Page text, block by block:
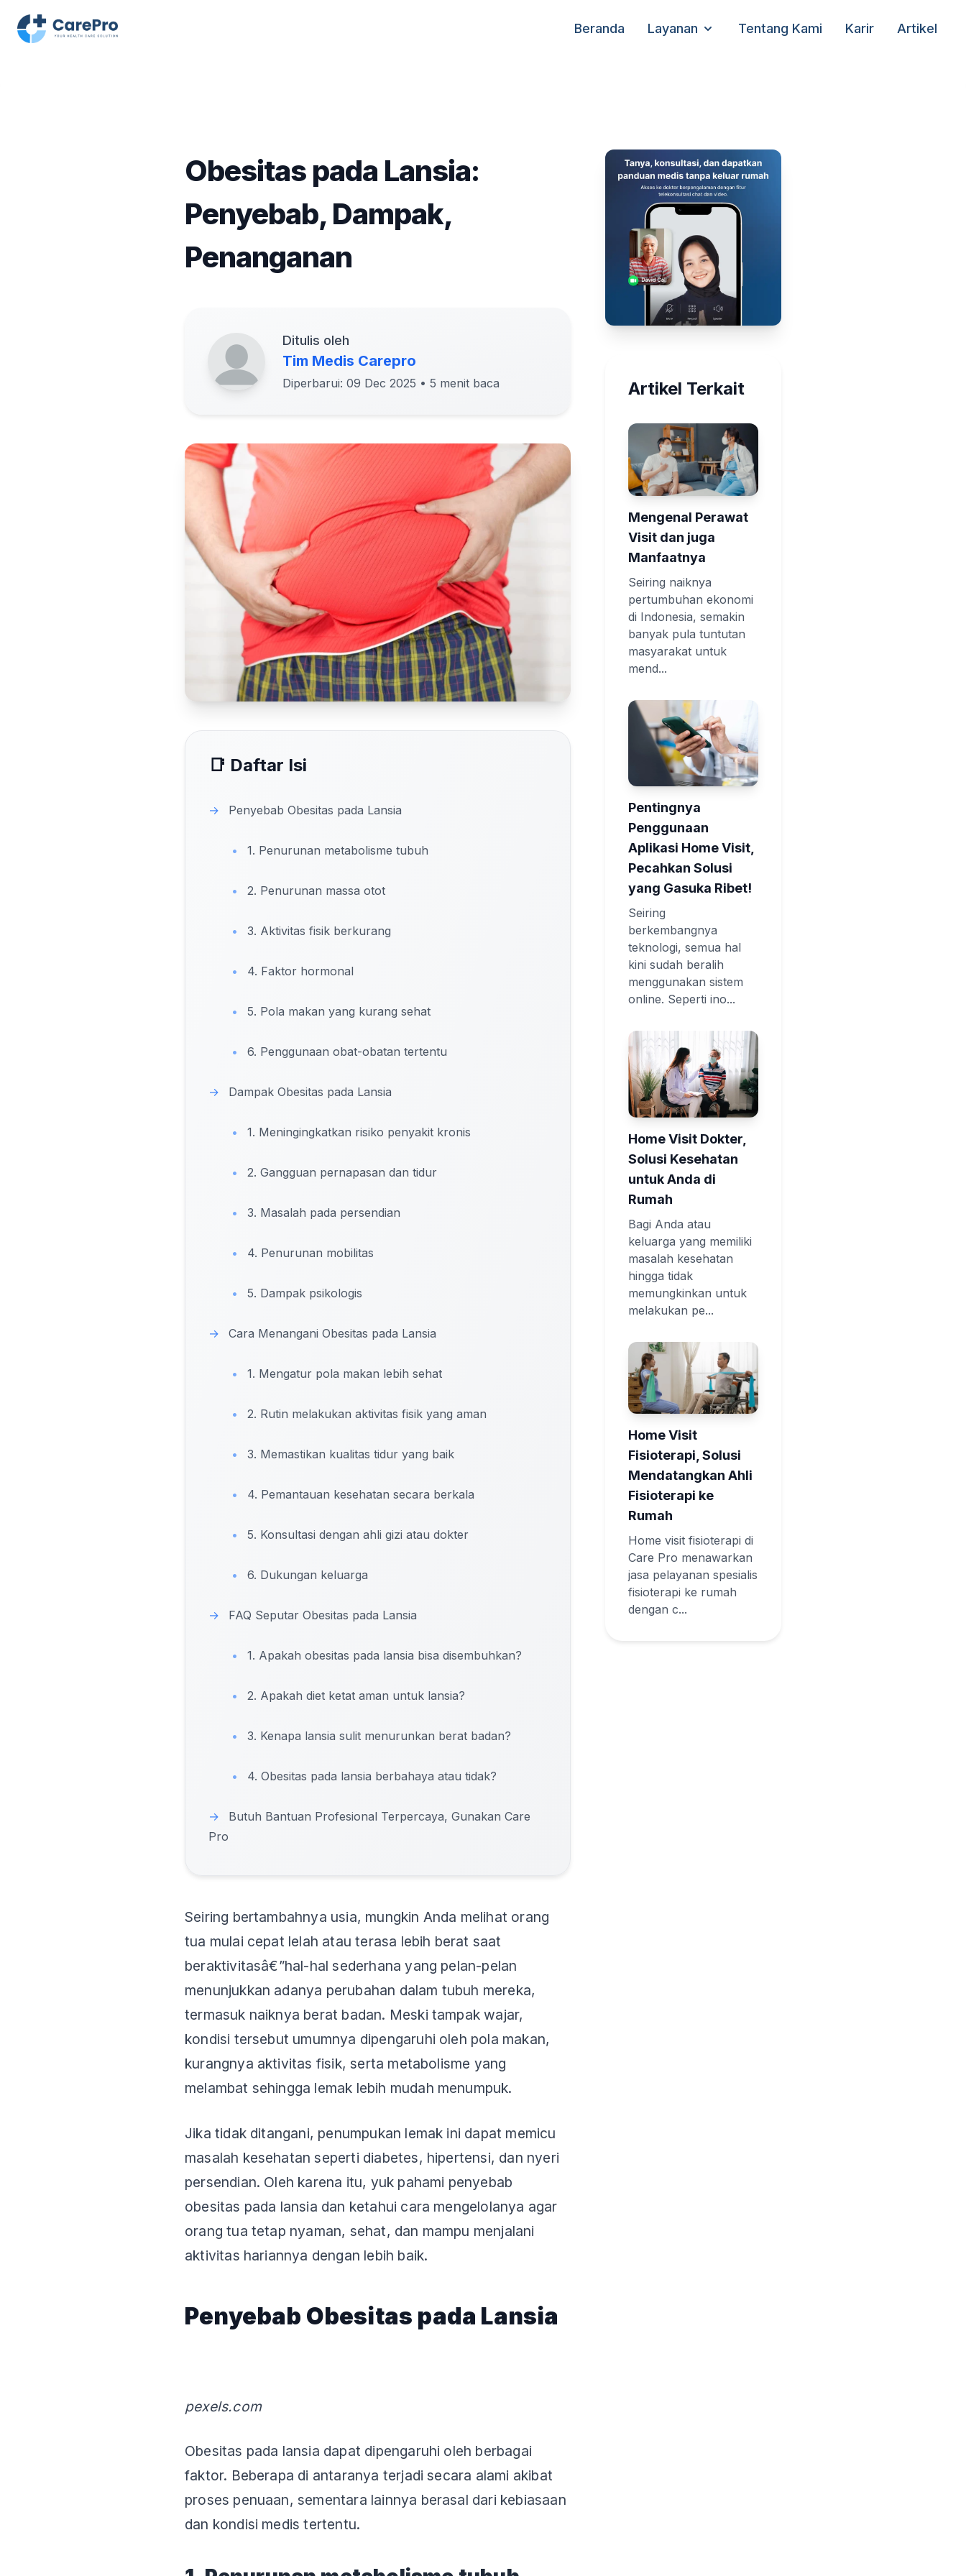
Beranda Layanan Tentang Kami Karir Artikel
Obesitas pada Lansia:
Penyebab, Dampak,
Penanganan
Ditulis oleh
Tim Medis Carepro
Diperbarui: 09 Dec 2025 • 5 menit baca
📑 Daftar Isi
→ Penyebab Obesitas pada Lansia
• 1. Penurunan metabolisme tubuh
• 2. Penurunan massa otot
• 3. Aktivitas fisik berkurang
• 4. Faktor hormonal
• 5. Pola makan yang kurang sehat
• 6. Penggunaan obat-obatan tertentu
→ Dampak Obesitas pada Lansia
• 1. Meningingkatkan risiko penyakit kronis
• 2. Gangguan pernapasan dan tidur
• 3. Masalah pada persendian
• 4. Penurunan mobilitas
• 5. Dampak psikologis
→ Cara Menangani Obesitas pada Lansia
• 1. Mengatur pola makan lebih sehat
• 2. Rutin melakukan aktivitas fisik yang aman
• 3. Memastikan kualitas tidur yang baik
• 4. Pemantauan kesehatan secara berkala
• 5. Konsultasi dengan ahli gizi atau dokter
• 6. Dukungan keluarga
→ FAQ Seputar Obesitas pada Lansia
• 1. Apakah obesitas pada lansia bisa disembuhkan?
• 2. Apakah diet ketat aman untuk lansia?
• 3. Kenapa lansia sulit menurunkan berat badan?
• 4. Obesitas pada lansia berbahaya atau tidak?
→
Butuh Bantuan Profesional Terpercaya, Gunakan Care
Pro
Seiring bertambahnya usia, mungkin Anda melihat orang
tua mulai cepat lelah atau terasa lebih berat saat
beraktivitasâ€”hal-hal sederhana yang pelan-pelan
menunjukkan adanya perubahan dalam tubuh mereka,
termasuk naiknya berat badan. Meski tampak wajar,
kondisi tersebut umumnya dipengaruhi oleh pola makan,
kurangnya aktivitas fisik, serta metabolisme yang
melambat sehingga lemak lebih mudah menumpuk.
Jika tidak ditangani, penumpukan lemak ini dapat memicu
masalah kesehatan seperti diabetes, hipertensi, dan nyeri
persendian. Oleh karena itu, yuk pahami penyebab
obesitas pada lansia dan ketahui cara mengelolanya agar
orang tua tetap nyaman, sehat, dan mampu menjalani
aktivitas hariannya dengan lebih baik.
Penyebab Obesitas pada Lansia
pexels.com
Obesitas pada lansia dapat dipengaruhi oleh berbagai
faktor. Beberapa di antaranya terjadi secara alami akibat
proses penuaan, sementara lainnya berasal dari kebiasaan
dan kondisi medis tertentu.
Artikel Terkait
Mengenal Perawat
Visit dan juga
Manfaatnya
Seiring naiknya
pertumbuhan ekonomi
di Indonesia, semakin
banyak pula tuntutan
masyarakat untuk
mend...
Pentingnya
Penggunaan
Aplikasi Home Visit,
Pecahkan Solusi
yang Gasuka Ribet!
Seiring
berkembangnya
teknologi, semua hal
kini sudah beralih
menggunakan sistem
online. Seperti ino...
Home Visit Dokter,
Solusi Kesehatan
untuk Anda di
Rumah
Bagi Anda atau
keluarga yang memiliki
masalah kesehatan
hingga tidak
memungkinkan untuk
melakukan pe...
Home Visit
Fisioterapi, Solusi
Mendatangkan Ahli
Fisioterapi ke
Rumah
Home visit fisioterapi di
Care Pro menawarkan
jasa pelayanan spesialis
fisioterapi ke rumah
dengan c...